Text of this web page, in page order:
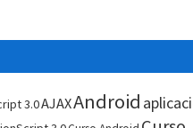
3.0AJAXAndroid